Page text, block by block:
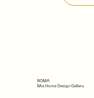
ROMA
Mia Home Design Gallery